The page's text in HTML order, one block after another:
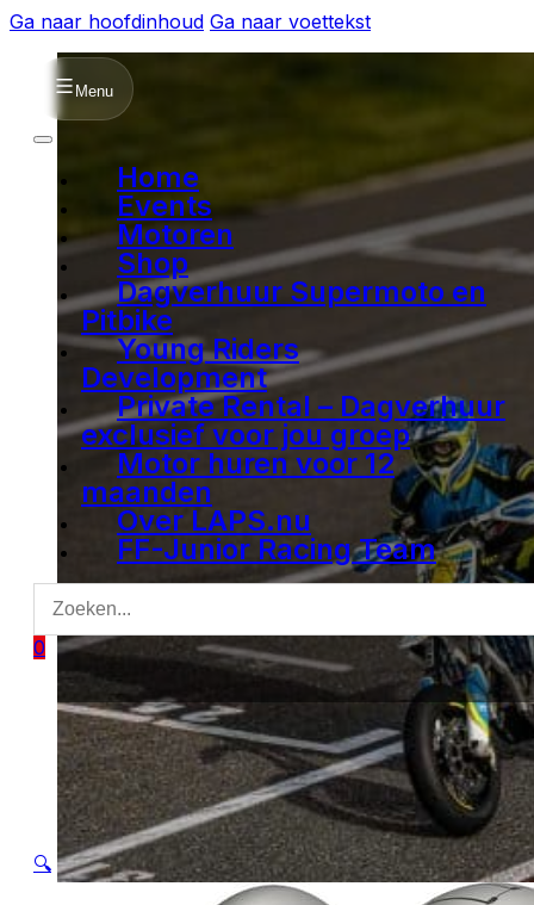
Ga naar hoofdinhoud Ga naar voettekst
Menu
Home
Events
Motoren
Shop
Dagverhuur Supermoto en
Pitbike
Young Riders
Development
Private Rental – Dagverhuur
exclusief voor jou groep
Motor huren voor 12
maanden
Over LAPS.nu
FF-Junior Racing Team
0
🔍